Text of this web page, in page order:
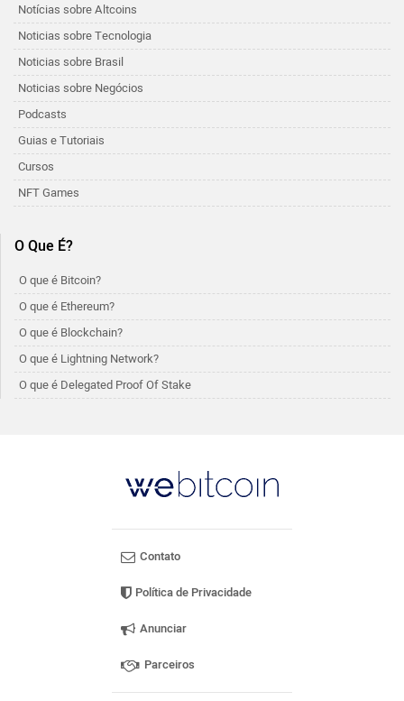
Notícias sobre Altcoins
Noticias sobre Tecnologia
Noticias sobre Brasil
Noticias sobre Negócios
Podcasts
Guias e Tutoriais
Cursos
NFT Games
O Que É?
O que é Bitcoin?
O que é Ethereum?
O que é Blockchain?
O que é Lightning Network?
O que é Delegated Proof Of Stake
Contato
Política de Privacidade
Anunciar
Parceiros